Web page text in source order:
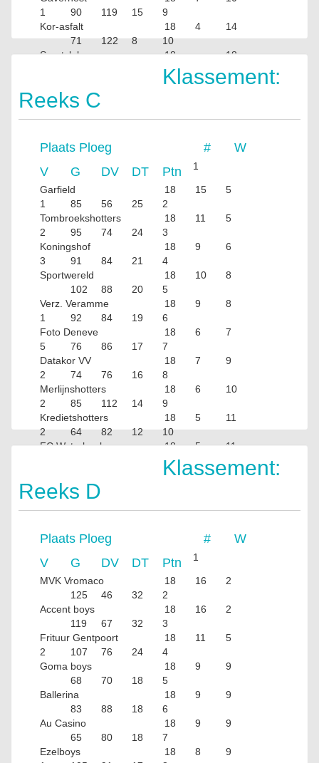
1
90 119 15
9
Kor-asfalt
18 4
14
71
122 8
10
Sportclub
18
18
Klassement:
Reeks C
Plaats Ploeg #
W
V
G DV DT Ptn 1
Garfield 18 15
5
1
85 56 25
2
Tombroekshotters
18 11
5
2
95 74 24
3
Koningshof
18 9
6
3
91 84 21
4
Sportwereld
18 10
8
102
88 20
5
Verz. Veramme
18 9
8
1
92 84 19
6
Foto Deneve
18 6
7
5
76 86 17
7
Datakor VV
18 7
9
2
74 76 16
8
Merlijnshotters
18 6
10
2
85 112 14
9
Kredietshotters
18 5
11
2
64 82 12
10
FC Waterhoek
18 5
11
Klassement:
Reeks D
Plaats Ploeg #
W
V
G DV DT Ptn 1
MVK Vromaco 18 16
2
125
46 32
2
Accent boys
18 16
2
119
67 32
3
Frituur Gentpoort
18 11
5
2
107 76 24
4
Goma boys
18 9
9
68
70 18
5
Ballerina
18 9
9
83
88 18
6
Au Casino
18 9
9
65
80 18
7
Ezelboys
18 8
9